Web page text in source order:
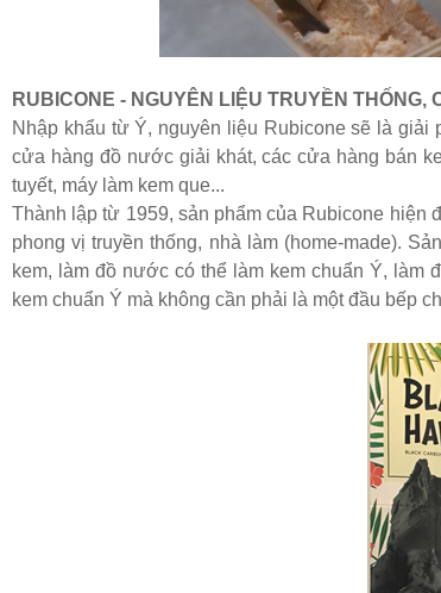
RUBICONE - NGUYÊN LIỆU TRUYỀN THỐNG,
Nhập khẩu từ Ý, nguyên liệu Rubicone sẽ là giải
cửa hàng đồ nước giải khát, các cửa hàng bán
tuyết, máy làm kem que...
Thành lập từ 1959, sản phẩm của Rubicone
phong vị truyền thống, nhà làm (home-made).
kem, làm đồ nước có thể làm kem chuẩn Ý, làm
kem chuẩn Ý mà không cần phải là một đầu bếp